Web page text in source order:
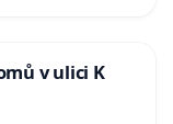
v ulici K